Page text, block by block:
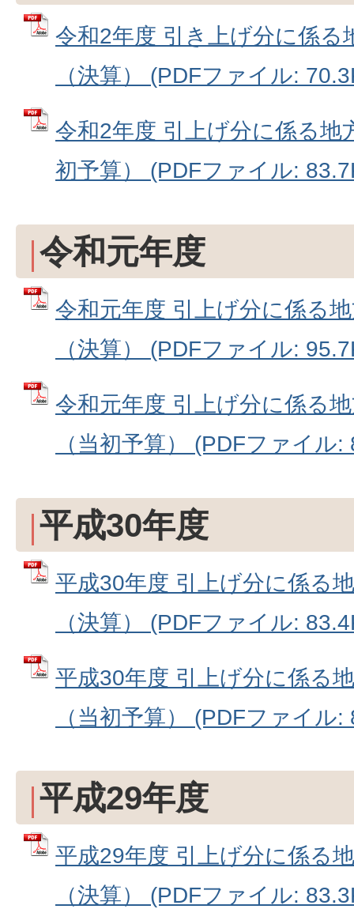
令和2年度 引き上げ分に係る
（決算） (PDFファイル:
令和2年度 引上げ分に係る地
初予算） (PDFファイル:
令和元年度
令和元年度 引上げ分に係る
（決算） (PDFファイル:
令和元年度 引上げ分に係る
（当初予算） (PDFファイル:
平成30年度
平成30年度 引上げ分に係る
（決算） (PDFファイル:
平成30年度 引上げ分に係る
（当初予算） (PDFファイル:
平成29年度
平成29年度 引上げ分に係る
（決算） (PDFファイル: